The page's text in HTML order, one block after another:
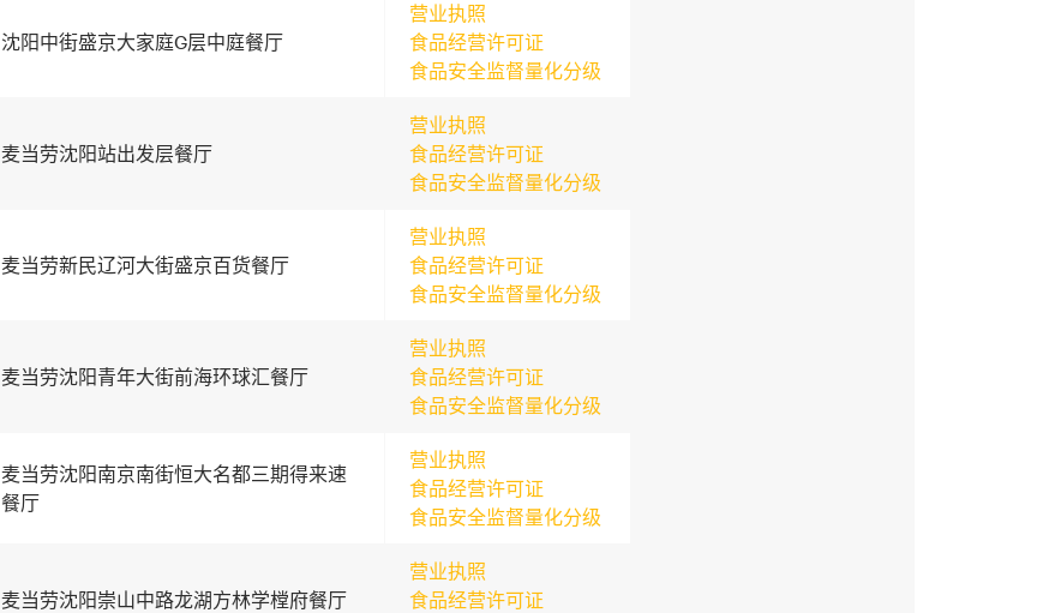
沈阳中街盛京大家庭G层中庭餐厅
营业执照
食品经营许可证
食品安全监督量化分级
麦当劳沈阳站出发层餐厅
营业执照
食品经营许可证
食品安全监督量化分级
麦当劳新民辽河大街盛京百货餐厅
营业执照
食品经营许可证
食品安全监督量化分级
麦当劳沈阳青年大街前海环球汇餐厅
营业执照
食品经营许可证
食品安全监督量化分级
麦当劳沈阳南京南街恒大名都三期得来速
餐厅
营业执照
食品经营许可证
食品安全监督量化分级
麦当劳沈阳崇山中路龙湖方林学樘府餐厅
营业执照
食品经营许可证